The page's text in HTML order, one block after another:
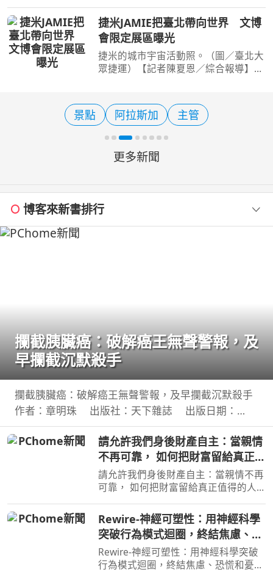
交織的自然景觀、豐富的漁村文化及深
厚的海洋生活底蘊，是東北角極具代表
性的旅遊據點，也是國
捷米JAMIE把臺北帶向世界 文博
會限定展區曝光
捷米的城市宇宙活動照。（圖／臺北大
眾捷運）【記者陳夏恩／綜合報導】今
氣原創IP「捷米JAMIE」也再次現身文
博會，帶著全新打造的
景點 阿拉斯加 主管
更多新聞
博客來新書排行
攔截胰臟癌：破解癌王無聲警報，及
早攔截沉默殺手
攔截胰臟癌：破解癌王無聲警報，及早攔截沉默殺手
作者：章明珠 出版社：天下雜誌 出版日期：
2026-08-04 00:00:00 定期健檢正常，為何仍得胰臟
癌？ 台大權威醫師25年篩檢實證， 鎖定胰臟癌關鍵1
請允許我們身後財產自主：當親情
不再可靠， 如何把財富留給真正值
得的人
請允許我們身後財產自主：當親情不再
可靠， 如何把財富留給真正值得的人
出版日期：2026-07-02 00:00:00 當人
心失去分寸，再高明的遺囑規劃也可能
成為空談當人性貪婪暴
Rewire-神經可塑性：用神經科學
突破行為模式迴圈，終結焦慮、恐
慌和憂鬱，實現最佳的心理健康
Rewire-神經可塑性：用神經科學突破
行為模式迴圈，終結焦慮、恐慌和憂